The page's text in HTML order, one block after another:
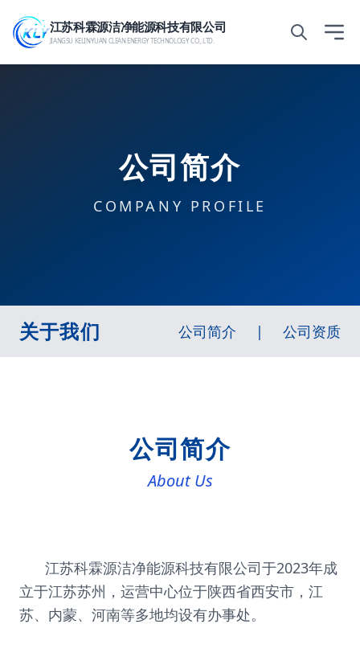
江苏科霖源洁净能源科技有限公司
JIANGSU KELINYUAN CLEAN ENERGY TECHNOLOGY CO., LTD.
公司简介
COMPANY PROFILE
关于我们 公司简介 | 公司资质
公司简介
About Us
江苏科霖源洁净能源科技有限公司于2023年成
立于江苏苏州，运营中心位于陕西省西安市，江
苏、内蒙、河南等多地均设有办事处。